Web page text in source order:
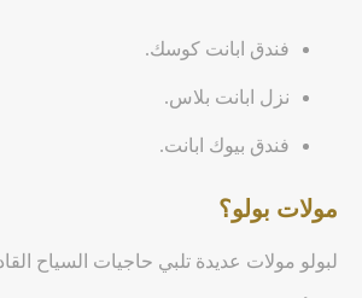
فندق ابانت كوسك.
نزل ابانت بلاس.
فندق بيوك ابانت.
مولات بولو؟
لبولو مولات عديدة تلبي حاجيات السياح